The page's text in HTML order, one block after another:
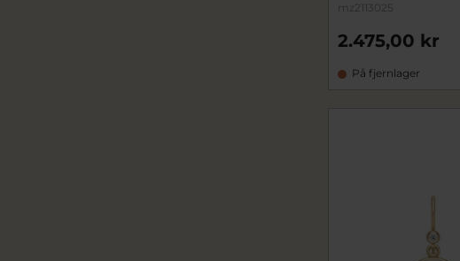
mz2113025
2.475,00 kr
På fjernlager